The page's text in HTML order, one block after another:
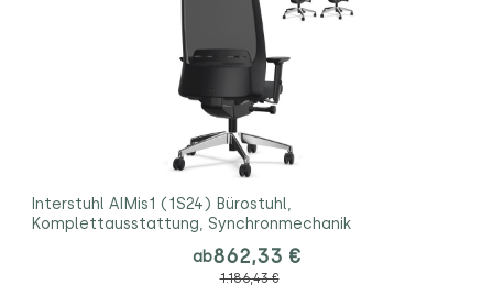
Interstuhl AIMis1 (1S24) Bürostuhl,
Komplettausstattung, Synchronmechanik
ab862,33 €
1.186,43 €